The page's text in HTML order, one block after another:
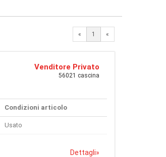
« 1 «
Venditore Privato
56021 cascina
Condizioni articolo
Usato
Dettagli»